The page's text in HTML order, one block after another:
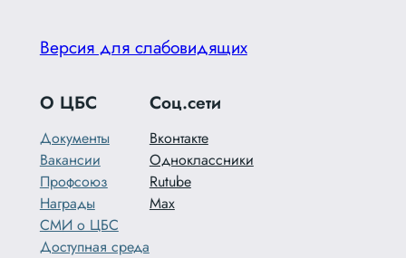
Версия для слабовидящих
О ЦБС
Документы
Вакансии
Профсоюз
Награды
СМИ о ЦБС
Доступная среда
Соц.сети
Вконтакте
Одноклассники
Rutube
Max